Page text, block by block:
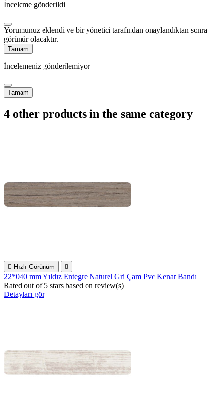
İnceleme gönderildi
Yorumunuz eklendi ve bir yönetici tarafından onaylandıktan sonra
görünür olacaktır.
Tamam
İncelemeniz gönderilemiyor
Tamam
4 other products in the same category
 Hızlı Görünüm 
22*040 mm Yıldız Entegre Naturel Gri Çam Pvc Kenar Bandı
Rated out of 5 stars based on review(s)
Detayları gör